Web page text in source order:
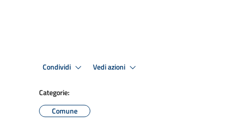
Condividi Vedi azioni
Categorie:
Comune